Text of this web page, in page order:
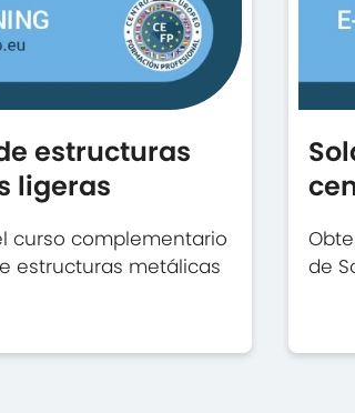
estructuras
ligeras
curso complementario
estructuras metálicas
de